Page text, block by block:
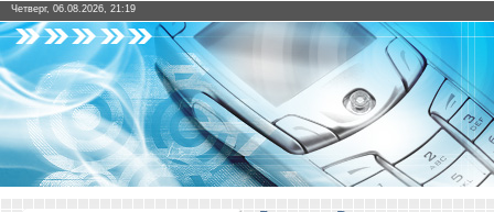
Четверг, 06.08.2026, 21:19